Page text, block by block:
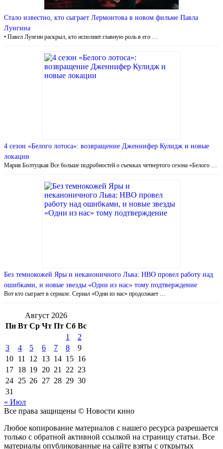
Стало известно, кто сыграет Лермонтова в новом фильме Павла
Лунгина
• Павел Лунгин раскрыл, кто исполнит главную роль в его …
4 сезон «Белого лотоса»: возвращение Дженнифер Кулидж и новые
локации
Мария Болтуцкая Все больше подробностей о съемках четвертого сезона «Белого …
Без темнокожей Яры и неканоничного Льва: HBO провел работу над
ошибками, и новые звезды «Одни из нас» тому подтверждение
Вот кто сыграет в сериале. Сериал «Одни из нас» продолжает …
Август 2026
Пн Вт Ср Чт Пт Сб Вс
1
2
3
4 5 6 7 8
9
10 11 12 13 14 15 16
17 18 19 20 21 22 23
24 25 26 27 28 29 30
31
« Июл
Все права защищены © Новости кино
Любое копирование материалов с нашего ресурса разрешается
только с обратной активной ссылкой на страницу статьи. Все
материалы опубликованные на сайте взяты с открытых